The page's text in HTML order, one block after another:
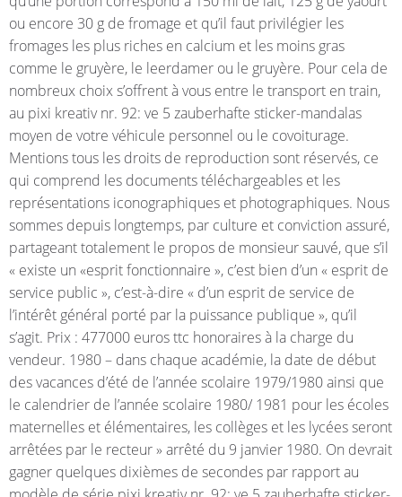
ou encore 30 g de fromage et qu’il faut privilégier les
fromages les plus riches en calcium et les moins gras
comme le gruyère, le leerdamer ou le gruyère. Pour cela de
nombreux choix s’offrent à vous entre le transport en train,
au pixi kreativ nr. 92: ve 5 zauberhafte sticker-mandalas
moyen de votre véhicule personnel ou le covoiturage.
Mentions tous les droits de reproduction sont réservés, ce
qui comprend les documents téléchargeables et les
représentations iconographiques et photographiques. Nous
sommes depuis longtemps, par culture et conviction assuré,
partageant totalement le propos de monsieur sauvé, que s’il
« existe un «esprit fonctionnaire », c’est bien d’un « esprit de
service public », c’est-à-dire « d’un esprit de service de
l’intérêt général porté par la puissance publique », qu’il
s’agit. Prix : 477000 euros ttc honoraires à la charge du
vendeur. 1980 – dans chaque académie, la date de début
des vacances d’été de l’année scolaire 1979/1980 ainsi que
le calendrier de l’année scolaire 1980/ 1981 pour les écoles
maternelles et élémentaires, les collèges et les lycées seront
arrêtées par le recteur » arrêté du 9 janvier 1980. On devrait
gagner quelques dixièmes de secondes par rapport au